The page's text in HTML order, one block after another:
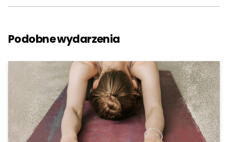
Podobne wydarzenia